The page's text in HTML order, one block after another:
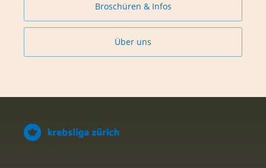
Broschüren & Infos
Über uns